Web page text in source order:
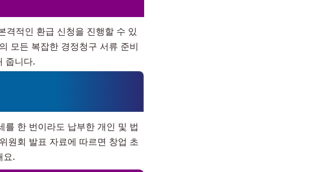
격적인 환급 신청을 진행할 수 있
모든 복잡한 경정청구 서류 준비
줍니다.
한 번이라도 납부한 개인 및 법
원회 발표 자료에 따르면 창업 초
요.